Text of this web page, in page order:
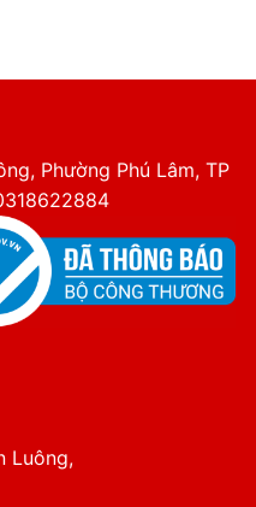
Phường Phú Lâm, TP
Luông,